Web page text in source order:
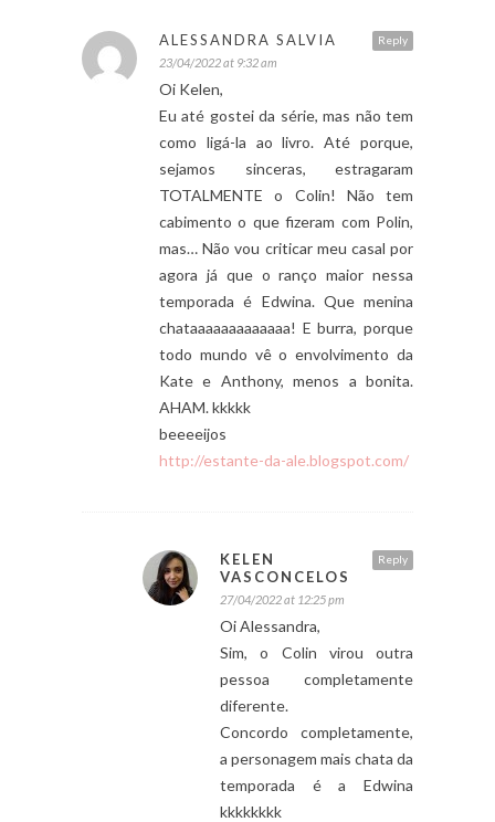
Reply
ALESSANDRA SALVIA
23/04/2022 at 9:32 am
Oi Kelen,
Eu até gostei da série, mas não tem
como ligá-la ao livro. Até porque,
sejamos sinceras, estragaram
TOTALMENTE o Colin! Não tem
cabimento o que fizeram com Polin,
mas… Não vou criticar meu casal por
agora já que o ranço maior nessa
temporada é Edwina. Que menina
chataaaaaaaaaaaaa! E burra, porque
todo mundo vê o envolvimento da
Kate e Anthony, menos a bonita.
AHAM. kkkkk
beeeeijos
http://estante-da-ale.blogspot.com/
Reply
KELEN
VASCONCELOS
27/04/2022 at 12:25 pm
Oi Alessandra,
Sim, o Colin virou outra
pessoa completamente
diferente.
Concordo completamente,
a personagem mais chata da
temporada é a Edwina
kkkkkkkk